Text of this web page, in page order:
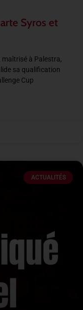
Syros et
à Palestra,
sa qualification
Cup
ACTUALITÉS